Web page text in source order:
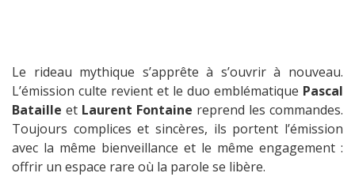
Le rideau mythique s’apprête à s’ouvrir à nouveau.
L’émission culte revient et le duo emblématique Pascal
Bataille et Laurent Fontaine reprend les commandes.
Toujours complices et sincères, ils portent l’émission
avec la même bienveillance et le même engagement :
offrir un espace rare où la parole se libère.